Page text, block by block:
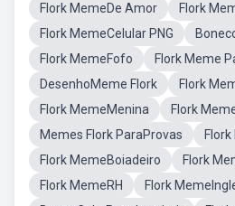
Flork MemeDe Amor
Flork
Flork MemeCelular PNG
Flork MemeFofo
Flork Meme
DesenhoMeme Flork
Flork
Flork MemeMenina
Flork
Memes Flork ParaProvas
Flork MemeBoiadeiro
Flork
Flork MemeRH
Flork